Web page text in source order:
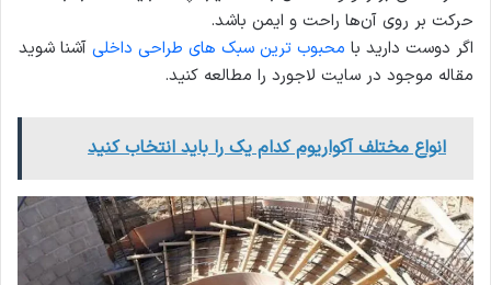
حرکت بر روی آن‌ها راحت و ایمن باشد.
اگر دوست دارید با محبوب ترین سبک های طراحی داخلی آشنا شوید
مقاله موجود در سایت لاجورد را مطالعه کنید.
انواع مختلف آکواریوم کدام یک را باید انتخاب کنید